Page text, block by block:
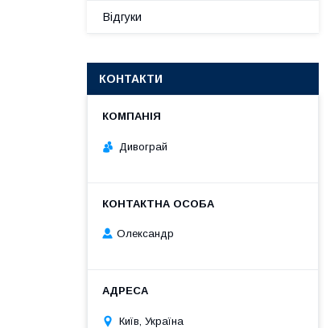
Відгуки
КОНТАКТИ
Дивограй
Олександр
Київ, Україна